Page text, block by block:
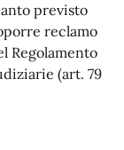
previsto
reclamo
Regolamento
(art. 79